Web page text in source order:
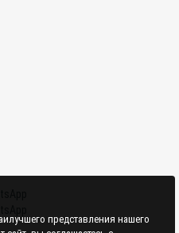
представления нашего